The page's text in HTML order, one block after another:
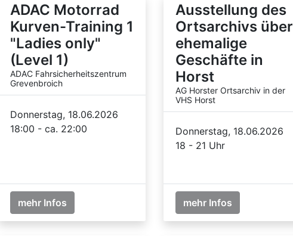
ADAC Motorrad
Kurven-Training 1
"Ladies only"
(Level 1)
ADAC Fahrsicherheitszentrum
Grevenbroich
Donnerstag, 18.06.2026
18:00 - ca. 22:00
mehr Infos
Ausstellung des
Ortsarchivs über
ehemalige
Geschäfte in
Horst
AG Horster Ortsarchiv in der
VHS Horst
Donnerstag, 18.06.2026
18 - 21 Uhr
mehr Infos